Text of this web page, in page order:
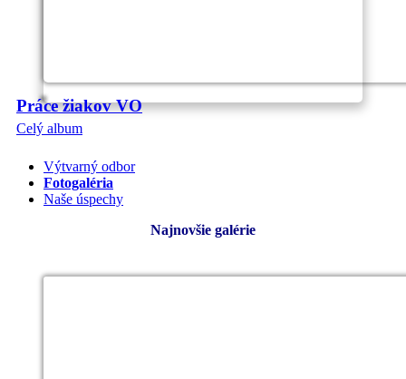
Práce žiakov VO
Celý album
Výtvarný odbor
Fotogaléria
Naše úspechy
Najnovšie galérie